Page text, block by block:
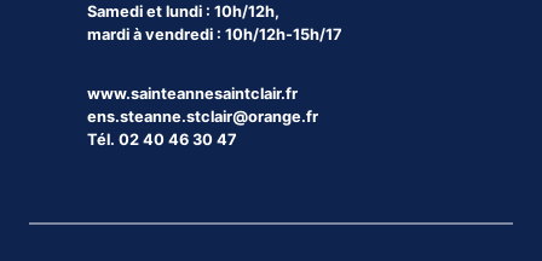
Samedi et lundi : 10h/12h,
mardi à vendredi : 10h/12h-15h/17
www.sainteannesaintclair.fr
ens.steanne.stclair@orange.fr
Tél. 02 40 46 30 47